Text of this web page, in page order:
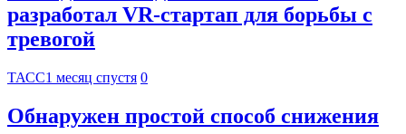
разработал VR-стартап для борьбы с
тревогой
ТАСС1 месяц спустя 0
Обнаружен простой способ снижения